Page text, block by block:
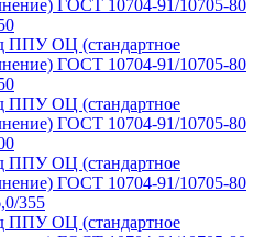
ГОСТ 10704-91/10705-80
ППУ ОЦ (стандартное
ГОСТ 10704-91/10705-80
ППУ ОЦ (стандартное
ГОСТ 10704-91/10705-80
ППУ ОЦ (стандартное
ГОСТ 10704-91/10705-80
355
ППУ ОЦ (стандартное